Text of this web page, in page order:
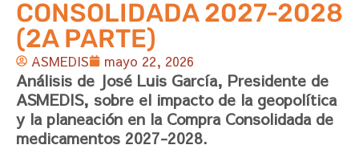
CONSOLIDADA 2027-2028
(2A PARTE)
ASMEDIS mayo 22, 2026
Análisis de José Luis García, Presidente de
ASMEDIS, sobre el impacto de la geopolítica
y la planeación en la Compra Consolidada de
medicamentos 2027-2028.